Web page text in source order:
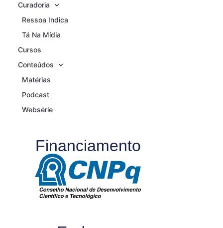
Curadoria
Ressoa Indica
Tá Na Mídia
Cursos
Conteúdos
Matérias
Podcast
Websérie
Financiamento